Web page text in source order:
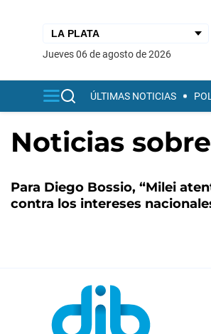
jueves 06 de agosto de 2026
ÚLTIMAS NOTICIAS
Noticias sobre
Para Diego Bossio, “Milei
contra los intereses